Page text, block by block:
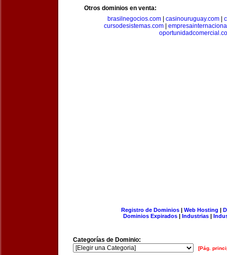
Otros dominios en venta:
brasilnegocios.com| casinouruguay.com|
cursodesistemas.com
Registro de Dominios| Web Hosting |
Dominios Expirados | Industrias |
Categorías de Dominio:
[Pág.